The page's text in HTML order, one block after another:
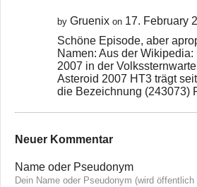
by Gruenix on 17. February
Schöne Episode, aber
Namen: Aus der Wikipedia:
2007 in der
Asteroid 2007 HT3 trägt
die Bezeichnung (243073)
Neuer Kommentar
Name oder Pseudonym
Dein Name oder Pseudonym (wird öffentlich